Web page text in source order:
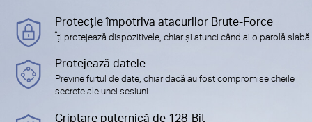
Protecție împotriva atacurilor Brute-Force
Îți protejează dispozitivele, chiar și atunci când ai o parolă slabă
Protejează datele
Previne furtul de date, chiar dacă au fost compromise cheile
secrete ale unei sesiuni
Criptare puternică de 128-Bit